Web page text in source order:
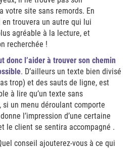
votre site sans remords. En
trouvera un autre qui lui
agréable à la lecture, et
recherchée !
donc l’aider à trouver son chemin
. D’ailleurs un texte bien divisé
trop) et des sauts de ligne, est
à lire qu’un texte sans
si un menu déroulant comporte
l’impression d’une certaine
le client se sentira accompagné .
conseil ajouterez-vous à ce qui